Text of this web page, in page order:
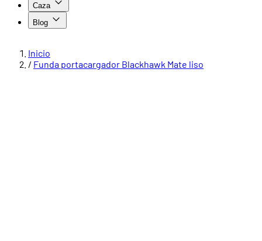
Caza
Blog
Inicio
/ Funda portacargador Blackhawk Mate liso